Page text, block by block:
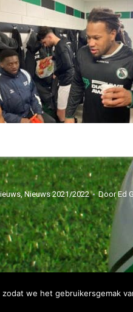
, Nieuws 2021/2022 DoorEd
we het gebruikersgemak